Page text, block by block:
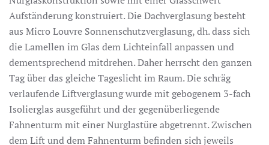
Aufständerung konstruiert. Die Dachverglasung besteht
aus Micro Louvre Sonnenschutzverglasung, dh. dass sich
die Lamellen im Glas dem Lichteinfall anpassen und
dementsprechend mitdrehen. Daher herrscht den ganzen
Tag über das gleiche Tageslicht im Raum. Die schräg
verlaufende Liftverglasung wurde mit gebogenem 3-fach
Isolierglas ausgeführt und der gegenüberliegende
Fahnenturm mit einer Nurglastüre abgetrennt. Zwischen
dem Lift und dem Fahnenturm befinden sich jeweils